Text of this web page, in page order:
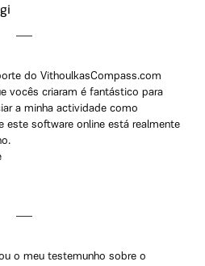
do VithoulkasCompass.com
vocês criaram é fantástico para
a minha actividade como
este software online está realmente
o meu testemunho sobre o